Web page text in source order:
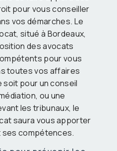
pour vous conseiller
vos démarches. Le
situé à Bordeaux,
des avocats
pour vous
toutes vos affaires
soit pour un conseil
ou une
les tribunaux, le
saura vous apporter
compétences.